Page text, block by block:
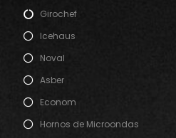
Girochef
Icehaus
Noval
Asber
Econom
Hornos de Microondas